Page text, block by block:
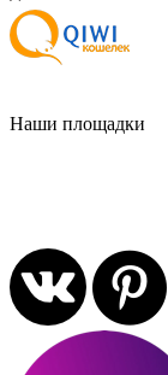
Наши площадки